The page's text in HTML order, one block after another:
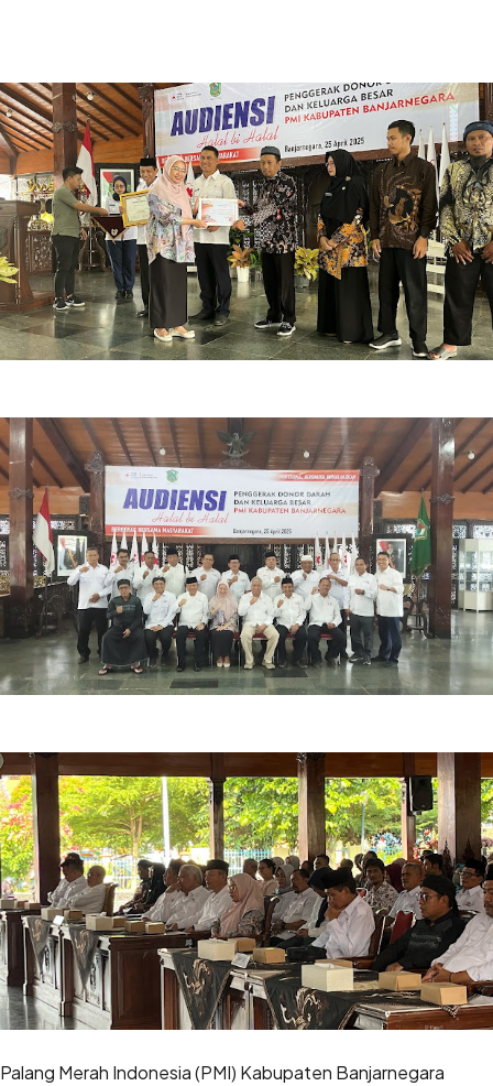
Palang Merah Indonesia (PMI) Kabupaten Banjarnegara